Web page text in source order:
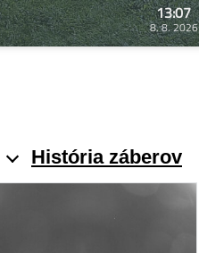
13:07
8. 8. 2026
História záberov